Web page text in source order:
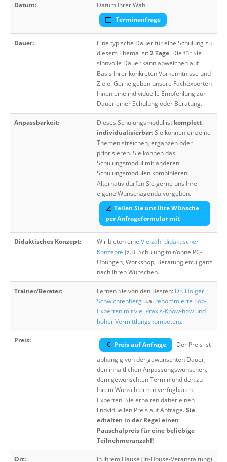
Datum:
Datum Ihrer Wahl
Terminanfrage
Dauer:
Eine typische Dauer für eine Schulung zu
diesem Thema ist:2 Tage. Die für Sie
sinnvolle Dauer kann abweichen auf
Basis Ihrer konkreten Vorkenntnisse und
Ziele. Gerne geben unsere Fachexperten
Ihnen eine individuelle Empfehlung zur
Dauer einer Schulung oder Beratung.
Anpassbarkeit: Dieses Schulungsmodul ist komplett
individualisierbar: Sie können einzelne
Themen streichen, ergänzen oder
priorisieren. Sie können das
Schulungsmodul mit anderen
Schulungsmodulen kombinieren.
Alternativ dürfen Sie gerne uns Ihre
eigene Wunschagenda vorgeben.
Teilen Sie uns Ihre Wünsche
per Anfrageformular mit
Didaktisches Konzept: Wir bieten eine Vielzahl didaktischer
Konzepte (z.B. Schulung mit/ohne PC-
Übungen, Workshop, Beratung etc.) ganz
nach Ihren Wünschen.
Trainer/Berater: Lernen Sie von den Besten: Dr. Holger
Schwichtenberg u.a. renommierte Top-
Experten mit viel Praxis-Know-how und
hoher Vermittlungskompetenz.
Preis:
Preis auf Anfrage
Der Preis ist
abhängig von der gewünschten Dauer,
den inhaltlichen Anpassungswünschen,
dem gewünschten Termin und den zu
Ihrem Wunschtermin verfügbaren
Experten. Sie erhalten daher einen
iindviduellen Preis auf Anfrage.Sie
erhalten in der Regel einen
Pauschalpreis für eine beliebige
Teilnehmeranzahl!
Ort: In Ihrem Hause (In-House-Veranstaltung)